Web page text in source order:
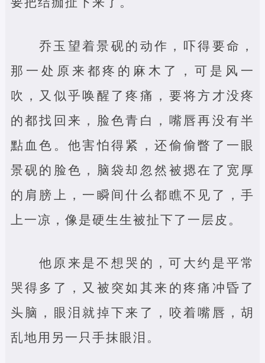
乔玉望着景砚的动作，吓得要命，
那一处原来都疼的麻木了，可是风一
吹，又似乎唤醒了疼痛，要将方才没疼
的都找回来，脸色青白，嘴唇再没有半
點血色。他害怕得紧，还偷偷瞥了一眼
景砚的脸色，脑袋却忽然被摁在了宽厚
的肩膀上，一瞬间什么都瞧不见了，手
上一凉，像是硬生生被扯下了一层皮。
他原来是不想哭的，可大约是平常
哭得多了，又被突如其来的疼痛冲昏了
头脑，眼泪就掉下来了，咬着嘴唇，胡
乱地用另一只手抹眼泪。